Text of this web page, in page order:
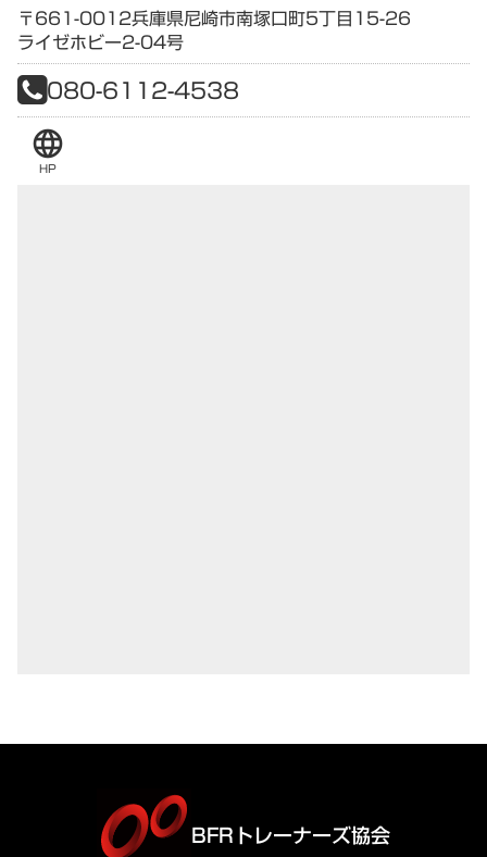
〒661-0012兵庫県尼崎市南塚口町5丁目15-26
ライゼホビー2-04号
080-6112-4538
language
HP
BFRトレーナーズ協会